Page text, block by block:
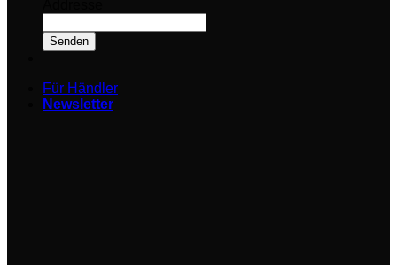
Senden
Für Händler
Newsletter